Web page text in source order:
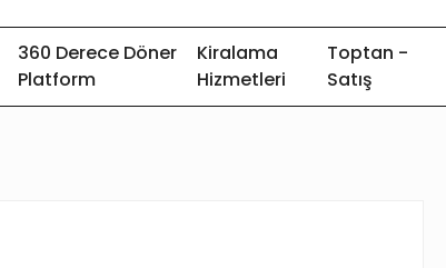
360 Derece Döner
Platform
Kiralama
Hizmetleri
Toptan -
Satış